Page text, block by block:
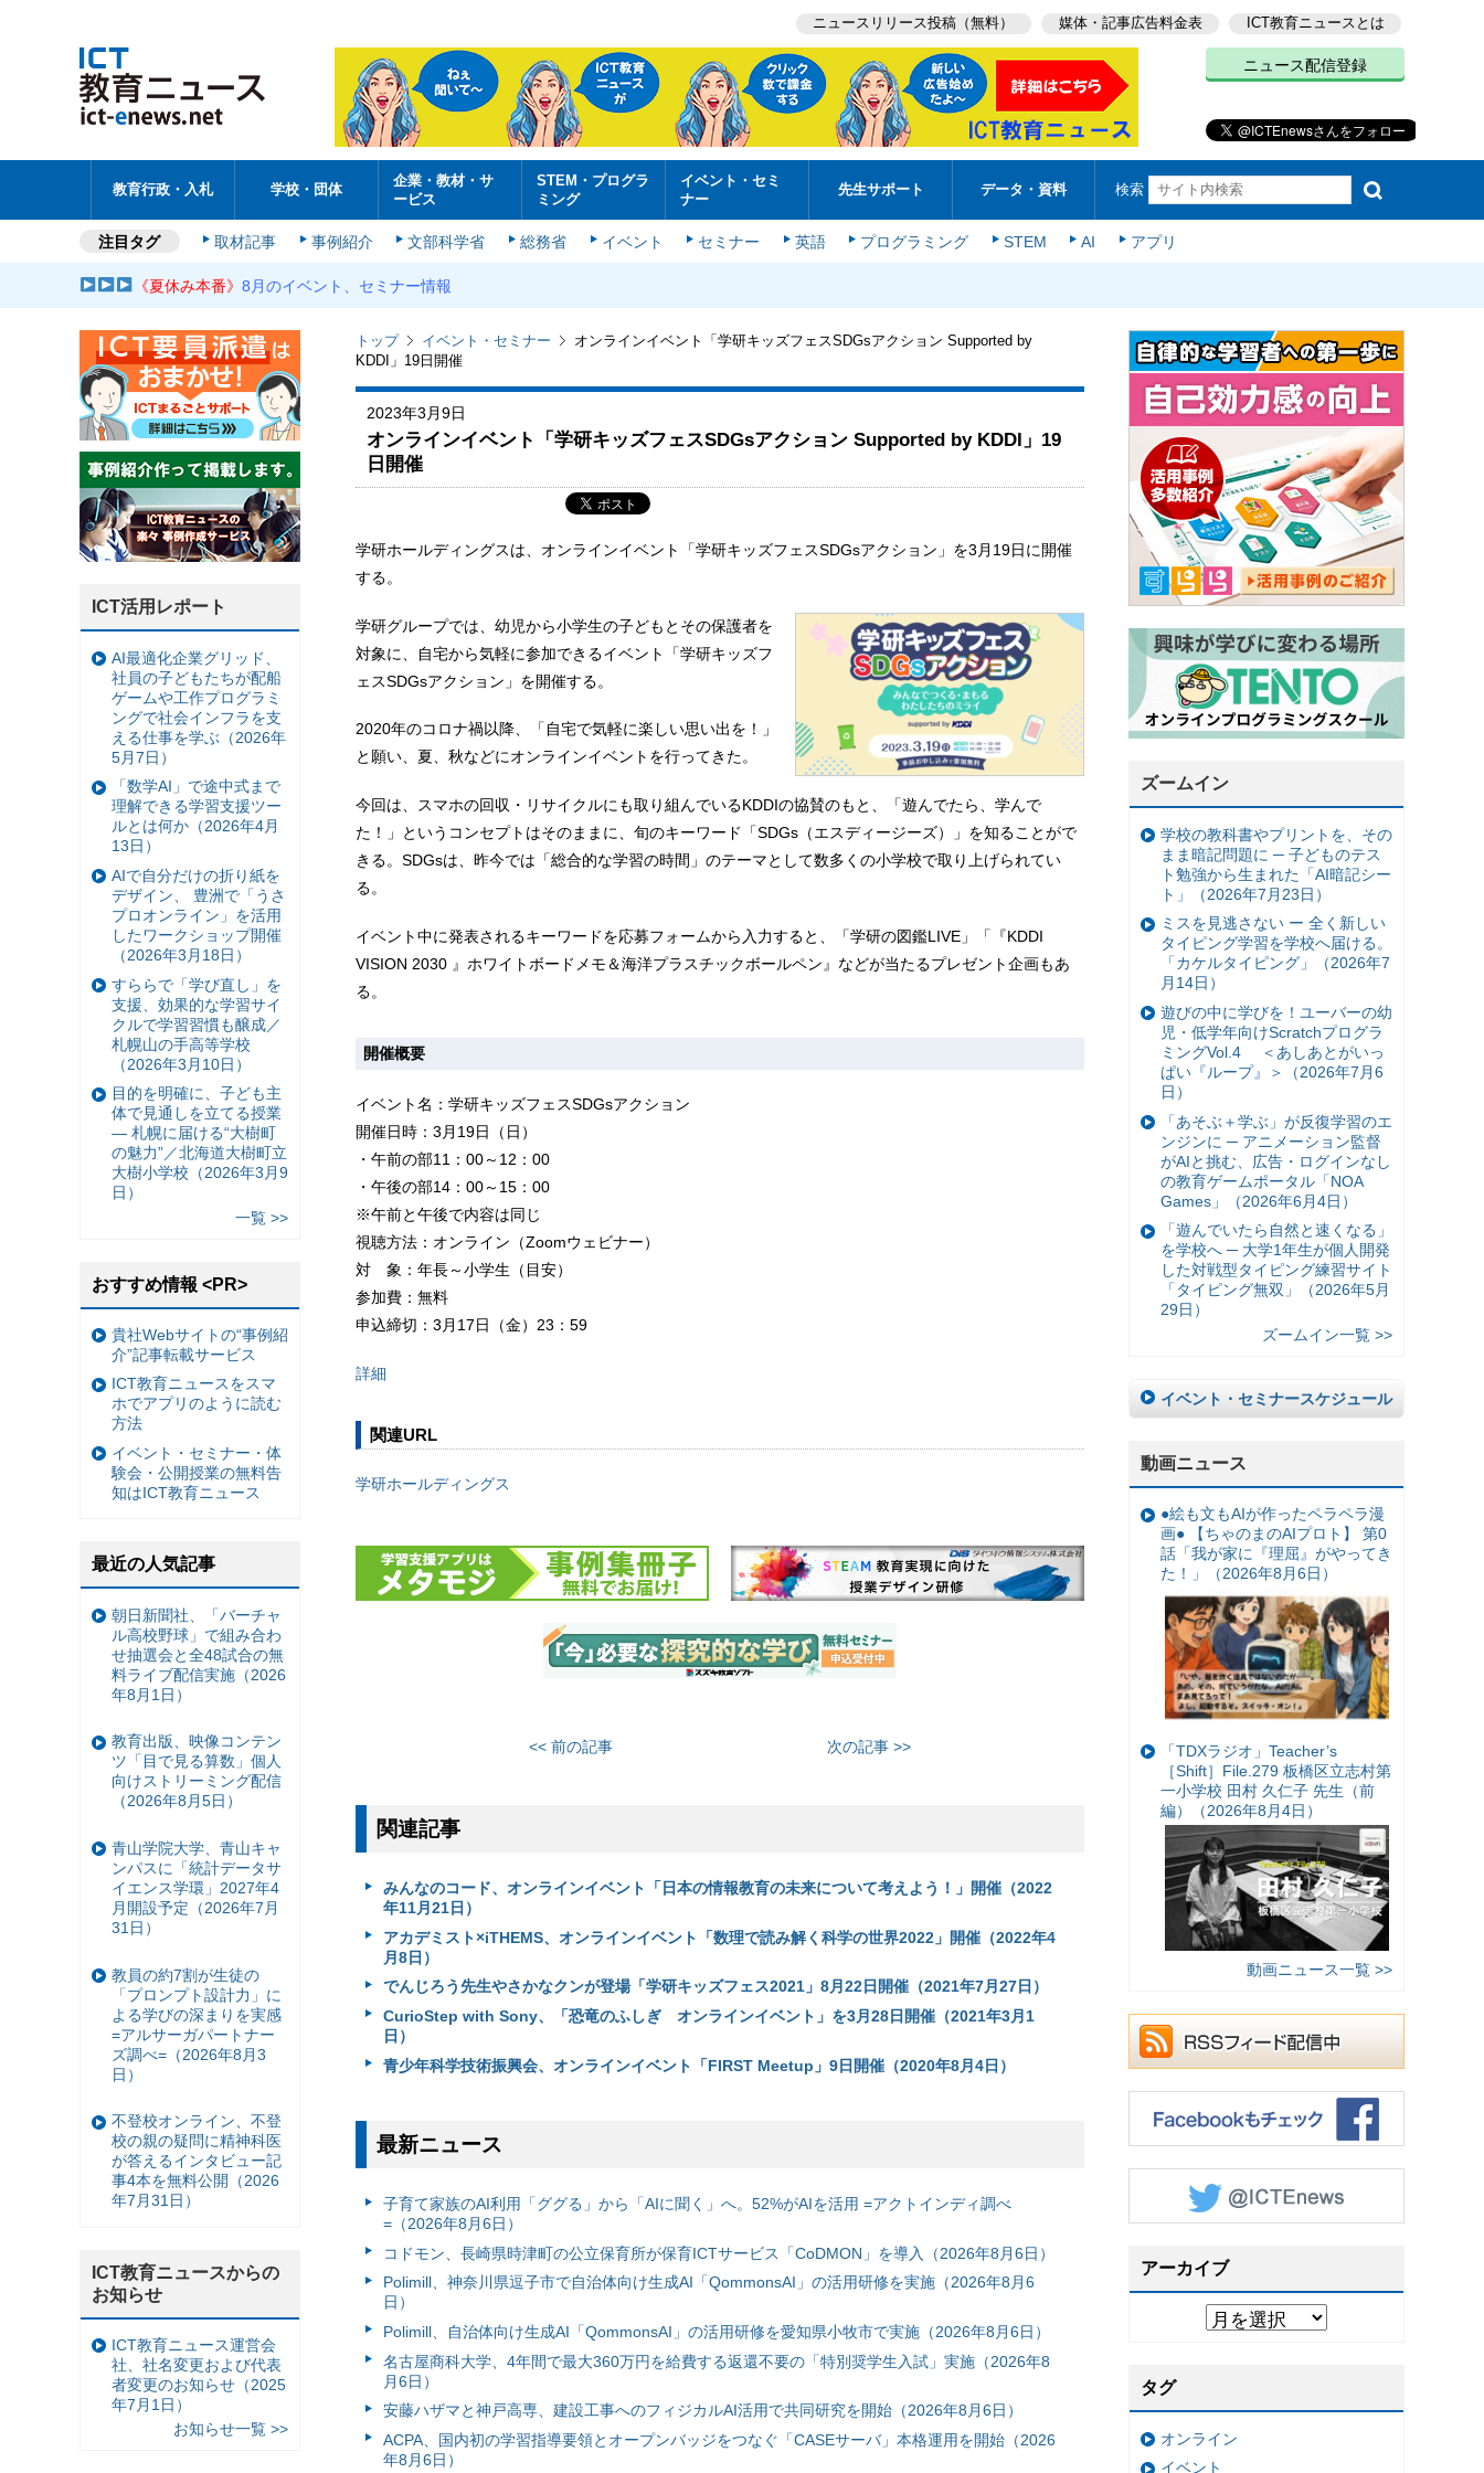
ニュースリリース投稿（無料） 媒体・記事広告料金表 ICT教育ニュースとは
ニュース配信登録
教育行政・入札 学校・団体
企業・教材・サ
ービス
STEM・プログラ
ミング
イベント・セミ
ナー
先生サポート データ・資料 検索
注目タグ 取材記事 事例紹介 文部科学省 総務省 イベント セミナー 英語 プログラミング STEM AI アプリ
《夏休み本番》8月のイベント、セミナー情報
トップ イベント・セミナー
オンラインイベント「学研キッズフェスSDGsアクション Supported by
KDDI」19日開催
2023年3月9日
オンラインイベント「学研キッズフェスSDGsアクション Supported by KDDI」19
日開催
学研ホールディングスは、オンラインイベント「学研キッズフェスSDGsアクション」を3月19日に開催
する。
学研グループでは、幼児から小学生の子どもとその保護者を
対象に、自宅から気軽に参加できるイベント「学研キッズフ
ェスSDGsアクション」を開催する。
2020年のコロナ禍以降、「自宅で気軽に楽しい思い出を！」
と願い、夏、秋などにオンラインイベントを行ってきた。
今回は、スマホの回収・リサイクルにも取り組んでいるKDDIの協賛のもと、「遊んでたら、学んで
た！」というコンセプトはそのままに、旬のキーワード「SDGs（エスディージーズ）」を知ることがで
きる。SDGsは、昨今では「総合的な学習の時間」のテーマとして数多くの小学校で取り上げられてい
る。
イベント中に発表されるキーワードを応募フォームから入力すると、「学研の図鑑LIVE」「『KDDI
VISION 2030 』ホワイトボードメモ＆海洋プラスチックボールペン』などが当たるプレゼント企画もあ
る。
開催概要
イベント名：学研キッズフェスSDGsアクション
開催日時：3月19日（日）
・午前の部11：00～12：00
・午後の部14：00～15：00
※午前と午後で内容は同じ
視聴方法：オンライン（Zoomウェビナー）
対 象：年長～小学生（目安）
参加費：無料
申込締切：3月17日（金）23：59
詳細
関連URL
学研ホールディングス
<< 前の記事 次の記事 >>
関連記事
みんなのコード、オンラインイベント「日本の情報教育の未来について考えよう！」開催（2022
年11月21日）
アカデミスト×iTHEMS、オンラインイベント「数理で読み解く科学の世界2022」開催（2022年4
月8日）
でんじろう先生やさかなクンが登場「学研キッズフェス2021」8月22日開催（2021年7月27日）
CurioStep with Sony、「恐竜のふしぎ オンラインイベント」を3月28日開催（2021年3月1
日）
青少年科学技術振興会、オンラインイベント「FIRST Meetup」9日開催（2020年8月4日）
最新ニュース
子育て家族のAI利用「ググる」から「AIに聞く」へ。52%がAIを活用 =アクトインディ調べ
=（2026年8月6日）
コドモン、長崎県時津町の公立保育所が保育ICTサービス「CoDMON」を導入（2026年8月6日）
Polimill、神奈川県逗子市で自治体向け生成AI「QommonsAI」の活用研修を実施（2026年8月6
日）
Polimill、自治体向け生成AI「QommonsAI」の活用研修を愛知県小牧市で実施（2026年8月6日）
名古屋商科大学、4年間で最大360万円を給費する返還不要の「特別奨学生入試」実施（2026年8
月6日）
安藤ハザマと神戸高専、建設工事へのフィジカルAI活用で共同研究を開始（2026年8月6日）
ACPA、国内初の学習指導要領とオープンバッジをつなぐ「CASEサーバ」本格運用を開始（2026
年8月6日）
ズームイン
学校の教科書やプリントを、その
まま暗記問題に ─ 子どものテス
ト勉強から生まれた「AI暗記シー
ト」（2026年7月23日）
ミスを見逃さない ー 全く新しい
タイピング学習を学校へ届ける。
「カケルタイピング」（2026年7
月14日）
遊びの中に学びを！ユーバーの幼
児・低学年向けScratchプログラ
ミングVol.4 ＜あしあとがいっ
ぱい『ループ』＞（2026年7月6
日）
「あそぶ＋学ぶ」が反復学習のエ
ンジンに ─ アニメーション監督
がAIと挑む、広告・ログインなし
の教育ゲームポータル「NOA
Games」（2026年6月4日）
「遊んでいたら自然と速くなる」
を学校へ ─ 大学1年生が個人開発
した対戦型タイピング練習サイト
「タイピング無双」（2026年5月
29日）
ズームイン一覧 >>
イベント・セミナースケジュール
動画ニュース
●絵も文もAIが作ったペラペラ漫
画● 【ちゃのまのAIプロト】 第0
話「我が家に『理屈』がやってき
た！」（2026年8月6日）
「TDXラジオ」Teacher’s
［Shift］File.279 板橋区立志村第
一小学校 田村 久仁子 先生（前
編）（2026年8月4日）
動画ニュース一覧 >>
アーカイブ
タグ
オンライン
イベント
ICT活用レポート
AI最適化企業グリッド、
社員の子どもたちが配船
ゲームや工作プログラミ
ングで社会インフラを支
える仕事を学ぶ（2026年
5月7日）
「数学AI」で途中式まで
理解できる学習支援ツー
ルとは何か（2026年4月
13日）
AIで自分だけの折り紙を
デザイン、 豊洲で「うさ
プロオンライン」を活用
したワークショップ開催
（2026年3月18日）
すららで「学び直し」を
支援、効果的な学習サイ
クルで学習習慣も醸成／
札幌山の手高等学校
（2026年3月10日）
目的を明確に、子ども主
体で見通しを立てる授業
— 札幌に届ける“大樹町
の魅力”／北海道大樹町立
大樹小学校（2026年3月9
日）
一覧 >>
おすすめ情報 <PR>
貴社Webサイトの“事例紹
介”記事転載サービス
ICT教育ニュースをスマ
ホでアプリのように読む
方法
イベント・セミナー・体
験会・公開授業の無料告
知はICT教育ニュース
最近の人気記事
朝日新聞社、「バーチャ
ル高校野球」で組み合わ
せ抽選会と全48試合の無
料ライブ配信実施（2026
年8月1日）
教育出版、映像コンテン
ツ「目で見る算数」個人
向けストリーミング配信
（2026年8月5日）
青山学院大学、青山キャ
ンパスに「統計データサ
イエンス学環」2027年4
月開設予定（2026年7月
31日）
教員の約7割が生徒の
「プロンプト設計力」に
よる学びの深まりを実感
=アルサーガパートナー
ズ調べ=（2026年8月3
日）
不登校オンライン、不登
校の親の疑問に精神科医
が答えるインタビュー記
事4本を無料公開（2026
年7月31日）
ICT教育ニュースからの
お知らせ
ICT教育ニュース運営会
社、社名変更および代表
者変更のお知らせ（2025
年7月1日）
お知らせ一覧 >>